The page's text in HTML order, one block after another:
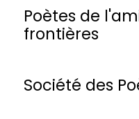
Poètes de
frontières
Société des